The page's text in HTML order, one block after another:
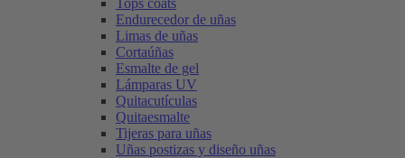
Tops coats
Endurecedor de uñas
Limas de uñas
Cortaúñas
Esmalte de gel
Lámparas UV
Quitacutículas
Quitaesmalte
Tijeras para uñas
Uñas postizas y diseño uñas